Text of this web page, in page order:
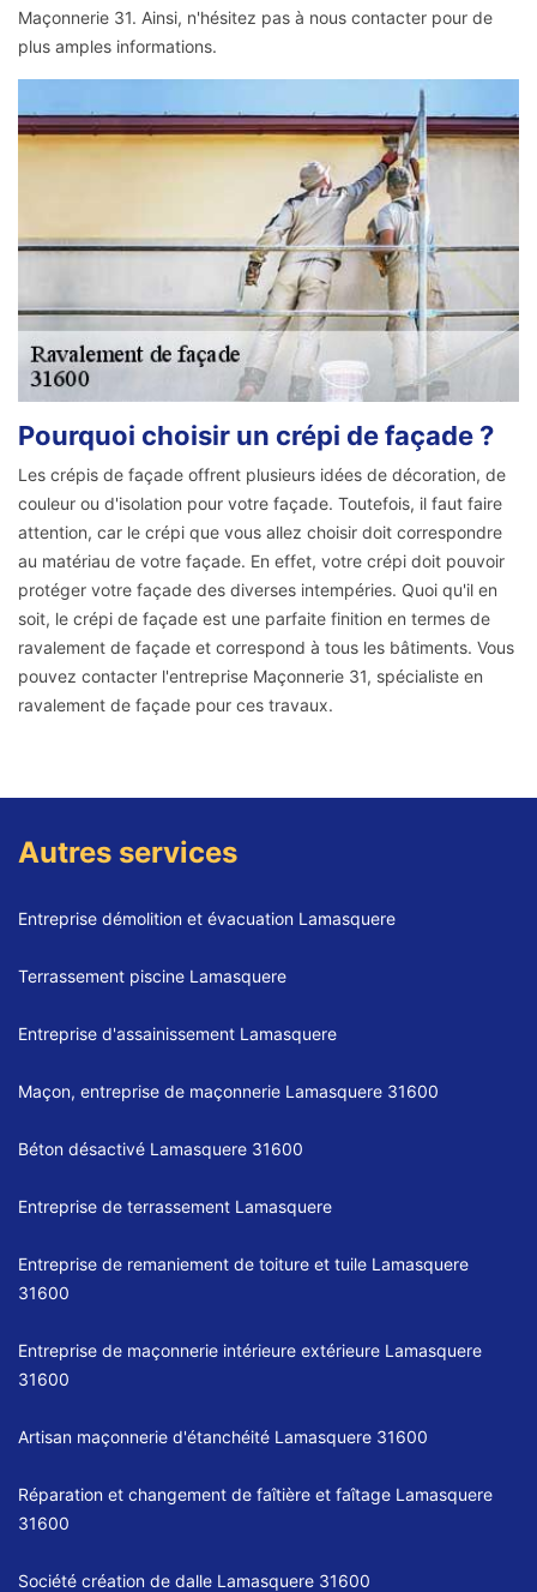
Maçonnerie 31. Ainsi, n'hésitez pas à nous contacter pour de
plus amples informations.
Pourquoi choisir un crépi de façade ?
Les crépis de façade offrent plusieurs idées de décoration, de
couleur ou d'isolation pour votre façade. Toutefois, il faut faire
attention, car le crépi que vous allez choisir doit correspondre
au matériau de votre façade. En effet, votre crépi doit pouvoir
protéger votre façade des diverses intempéries. Quoi qu'il en
soit, le crépi de façade est une parfaite finition en termes de
ravalement de façade et correspond à tous les bâtiments. Vous
pouvez contacter l'entreprise Maçonnerie 31, spécialiste en
ravalement de façade pour ces travaux.
Autres services
Entreprise démolition et évacuation Lamasquere
Terrassement piscine Lamasquere
Entreprise d'assainissement Lamasquere
Maçon, entreprise de maçonnerie Lamasquere 31600
Béton désactivé Lamasquere 31600
Entreprise de terrassement Lamasquere
Entreprise de remaniement de toiture et tuile Lamasquere
31600
Entreprise de maçonnerie intérieure extérieure Lamasquere
31600
Artisan maçonnerie d'étanchéité Lamasquere 31600
Réparation et changement de faîtière et faîtage Lamasquere
31600
Société création de dalle Lamasquere 31600